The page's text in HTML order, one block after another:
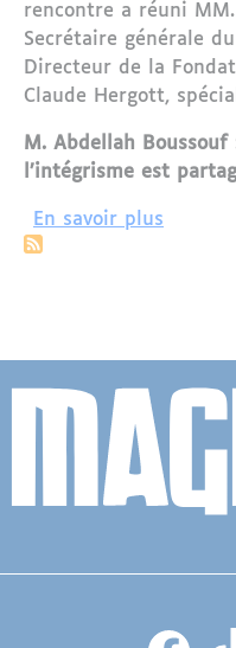
rencontre a réuni
Secrétaire générale
Directeur de la
Claude Hergott,
M. Abdellah
l’intégrisme est
En savoir plus